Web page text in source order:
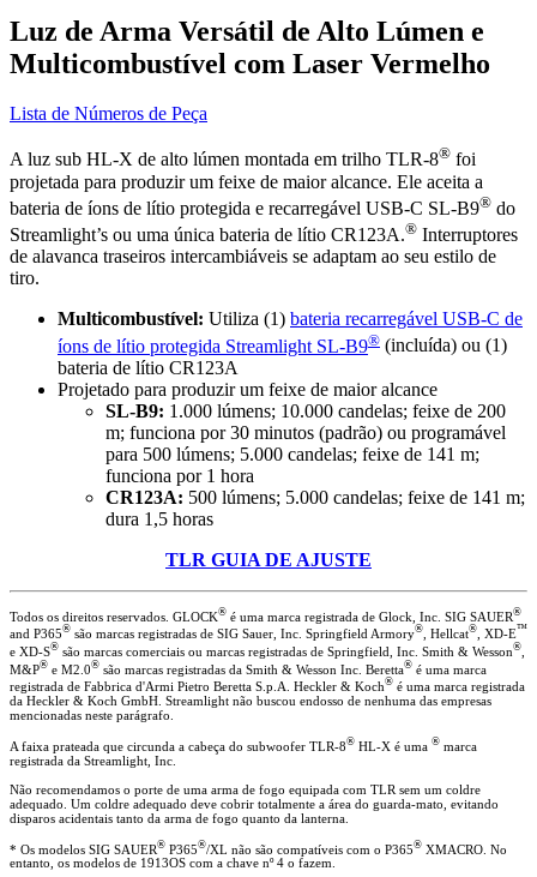
Luz de Arma Versátil de Alto Lúmen e
Multicombustível com Laser Vermelho
Lista de Números de Peça
A luz sub HL-X de alto lúmen montada em trilho TLR-8® foi
projetada para produzir um feixe de maior alcance. Ele aceita a
bateria de íons de lítio protegida e recarregável USB-C SL-B9® do
Streamlight’s ou uma única bateria de lítio CR123A.® Interruptores
de alavanca traseiros intercambiáveis se adaptam ao seu estilo de
tiro.
Multicombustível: Utiliza (1) bateria recarregável USB-C de
íons de lítio protegida Streamlight SL-B9® (incluída) ou (1)
bateria de lítio CR123A
Projetado para produzir um feixe de maior alcance
SL-B9: 1.000 lúmens; 10.000 candelas; feixe de 200
m; funciona por 30 minutos (padrão) ou programável
para 500 lúmens; 5.000 candelas; feixe de 141 m;
funciona por 1 hora
CR123A: 500 lúmens; 5.000 candelas; feixe de 141 m;
dura 1,5 horas
TLR GUIA DE AJUSTE
Todos os direitos reservados. GLOCK® é uma marca registrada de Glock, Inc. SIG SAUER®
and P365® são marcas registradas de SIG Sauer, Inc. Springfield Armory® , Hellcat® , XD-E™
e XD-S® são marcas comerciais ou marcas registradas de Springfield, Inc. Smith & Wesson®
M&P® e M2.0® são marcas registradas da Smith & Wesson Inc. Beretta® é uma marca
registrada de Fabbrica d'Armi Pietro Beretta S.p.A. Heckler & Koch® é uma marca registrada
da Heckler & Koch GmbH. Streamlight não buscou endosso de nenhuma das empresas
mencionadas neste parágrafo.
A faixa prateada que circunda a cabeça do subwoofer TLR-8® HL-X é uma ® marca
registrada da Streamlight, Inc.
Não recomendamos o porte de uma arma de fogo equipada com TLR sem um coldre
adequado. Um coldre adequado deve cobrir totalmente a área do guarda-mato, evitando
disparos acidentais tanto da arma de fogo quanto da lanterna.
* Os modelos SIG SAUER® P365®/XL não são compatíveis com o P365® XMACRO. No
entanto, os modelos de 1913OS com a chave nº 4 o fazem.